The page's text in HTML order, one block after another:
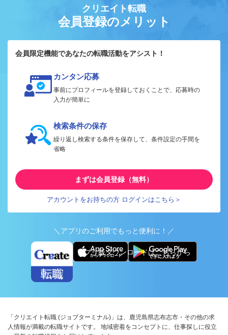
クリエイト転職
会員登録のメリット
会員限定機能であなたの転職活動をアシスト！
カンタン応募
事前にプロフィールを登録しておくことで、応募時の
入力が簡単に
検索条件の保存
繰り返し検索する条件を保存して、条件設定の手間を
省略
まずは会員登録（無料）
アカウントをお持ちの方 ログインはこちら＞
＼アプリのご利用でもっと便利に！／
アプリ版ダウンロードはこちらから
「クリエイト転職 (ジョブターミナル)」は、鹿児島県志布志市・その他の求
人情報が満載の転職サイトです。 地域密着をコンセプトに、仕事探しに役立